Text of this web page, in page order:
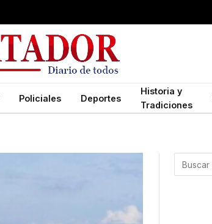
Policiales Deportes
Historia y
Tradiciones